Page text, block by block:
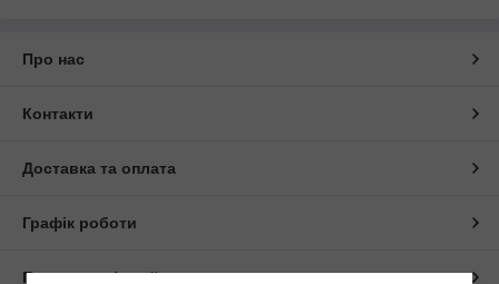
Про нас
Контакти
Доставка та оплата
Графік роботи
Повна версія сайту